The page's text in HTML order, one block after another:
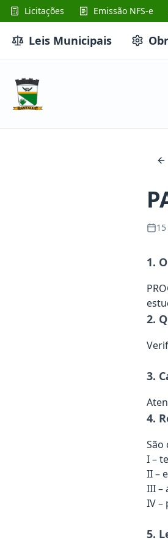
Licitações Emissão NFS-e
Leis Municipais
1.
2.
3.
4.
São
I –
II –
III –
IV –
5.